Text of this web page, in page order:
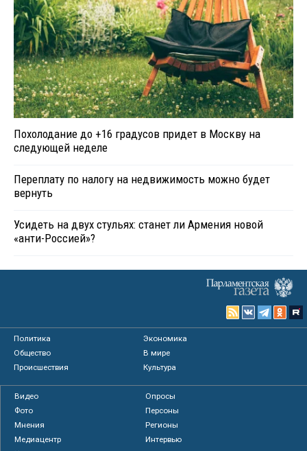
Похолодание до +16 градусов придет в Москву на
следующей неделе
Переплату по налогу на недвижимость можно будет
вернуть
Усидеть на двух стульях: станет ли Армения новой
«анти-Россией»?
Политика
Экономика
Общество
В мире
Происшествия
Культура
Видео
Опросы
Фото
Персоны
Мнения
Регионы
Медиацентр
Интервью